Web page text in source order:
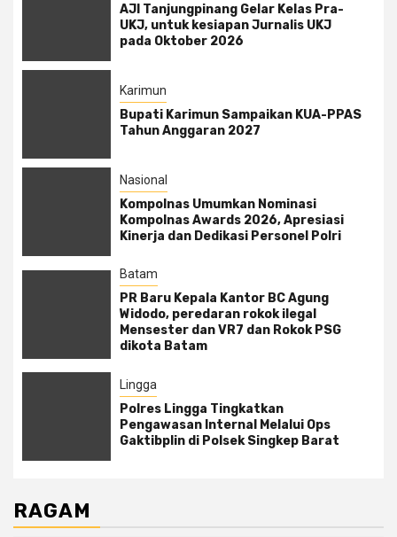
AJI Tanjungpinang Gelar Kelas Pra-
UKJ, untuk kesiapan Jurnalis UKJ
pada Oktober 2026
Karimun
Bupati Karimun Sampaikan KUA-PPAS
Tahun Anggaran 2027
Nasional
Kompolnas Umumkan Nominasi
Kompolnas Awards 2026, Apresiasi
Kinerja dan Dedikasi Personel Polri
Batam
PR Baru Kepala Kantor BC Agung
Widodo, peredaran rokok ilegal
Mensester dan VR7 dan Rokok PSG
dikota Batam
Lingga
Polres Lingga Tingkatkan
Pengawasan Internal Melalui Ops
Gaktibplin di Polsek Singkep Barat
RAGAM